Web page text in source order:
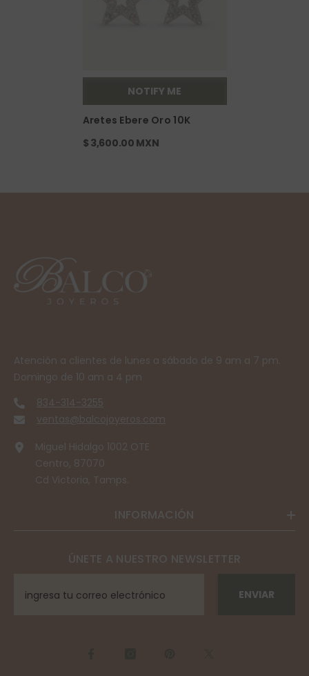
NOTIFY ME
Aretes Ebere Oro 10K
$ 3,600.00 MXN
Atención a clientes de lunes a sábado de 9 am a 7 pm.
Domingo de 10 am a 4 pm
834-314-3255
ventas@balcojoyeros.com
Miguel Hidalgo 1002 OTE
Centro, 87070
Cd Victoria, Tamps.
INFORMACIÓN
ÚNETE A NUESTRO NEWSLETTER
ENVIAR